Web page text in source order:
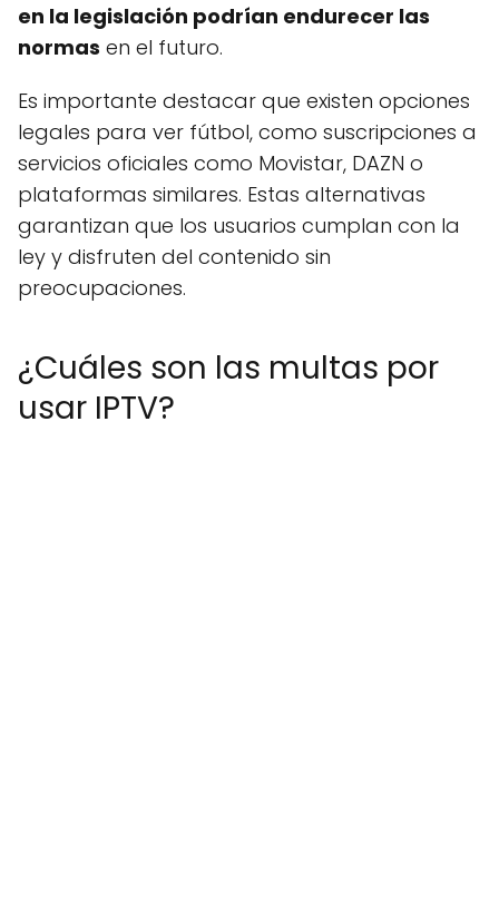
en la legislación podrían endurecer las
normas en el futuro.
Es importante destacar que existen opciones
legales para ver fútbol, como suscripciones a
servicios oficiales como Movistar, DAZN o
plataformas similares. Estas alternativas
garantizan que los usuarios cumplan con la
ley y disfruten del contenido sin
preocupaciones.
¿Cuáles son las multas por
usar IPTV?